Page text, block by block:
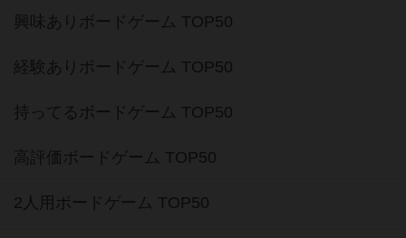
興味ありボードゲーム TOP50
経験ありボードゲーム TOP50
持ってるボードゲーム TOP50
高評価ボードゲーム TOP50
2人用ボードゲーム TOP50